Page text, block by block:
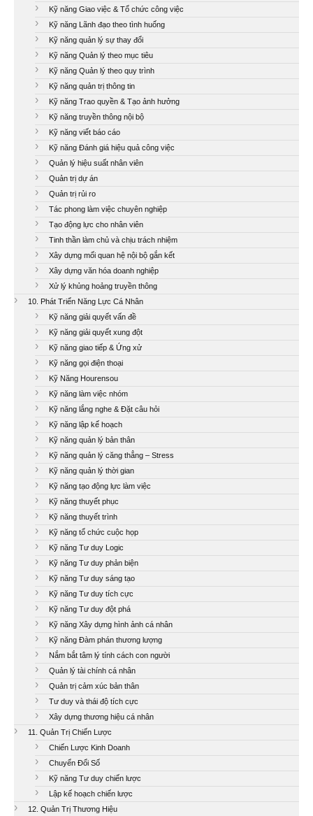
Kỹ năng Giao việc & Tổ chức công việc
Kỹ năng Lãnh đạo theo tình huống
Kỹ năng quản lý sự thay đổi
Kỹ năng Quản lý theo mục tiêu
Kỹ năng Quản lý theo quy trình
Kỹ năng quản trị thông tin
Kỹ năng Trao quyền & Tạo ảnh hưởng
Kỹ năng truyền thông nội bộ
Kỹ năng viết báo cáo
Kỹ năng Đánh giá hiệu quả công việc
Quản lý hiệu suất nhân viên
Quản trị dự án
Quản trị rủi ro
Tác phong làm việc chuyên nghiệp
Tạo động lực cho nhân viên
Tinh thần làm chủ và chịu trách nhiệm
Xây dựng mối quan hệ nội bộ gắn kết
Xây dựng văn hóa doanh nghiệp
Xử lý khủng hoảng truyền thông
10. Phát Triển Năng Lực Cá Nhân
Kỹ năng giải quyết vấn đề
Kỹ năng giải quyết xung đột
Kỹ năng giao tiếp & Ứng xử
Kỹ năng gọi điện thoại
Kỹ Năng Hourensou
Kỹ năng làm việc nhóm
Kỹ năng lắng nghe & Đặt câu hỏi
Kỹ năng lập kế hoạch
Kỹ năng quản lý bản thân
Kỹ năng quản lý căng thẳng – Stress
Kỹ năng quản lý thời gian
Kỹ năng tạo động lực làm việc
Kỹ năng thuyết phục
Kỹ năng thuyết trình
Kỹ năng tổ chức cuộc họp
Kỹ năng Tư duy Logic
Kỹ năng Tư duy phản biện
Kỹ năng Tư duy sáng tạo
Kỹ năng Tư duy tích cực
Kỹ năng Tư duy đột phá
Kỹ năng Xây dựng hình ảnh cá nhân
Kỹ năng Đàm phán thương lượng
Nắm bắt tâm lý tính cách con người
Quản lý tài chính cá nhân
Quản trị cảm xúc bản thân
Tư duy và thái độ tích cực
Xây dựng thương hiệu cá nhân
11. Quản Trị Chiến Lược
Chiến Lược Kinh Doanh
Chuyển Đổi Số
Kỹ năng Tư duy chiến lược
Lập kế hoạch chiến lược
12. Quản Trị Thương Hiệu